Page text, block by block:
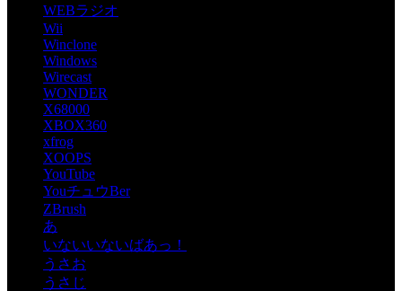
WEBラジオ
Wii
Winclone
Windows
Wirecast
WONDER
X68000
XBOX360
xfrog
XOOPS
YouTube
YouチュウBer
ZBrush
あ
いないいないばあっ！
うさお
うさじ